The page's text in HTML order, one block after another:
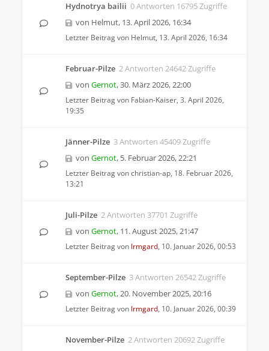
Hydnotrya bailii 0 Antworten 16795 Zugriffe
von Helmut, 13. April 2026, 16:34
Letzter Beitrag von Helmut, 13. April 2026, 16:34
Februar-Pilze 2 Antworten 24642 Zugriffe
von Gernot,30. März 2026, 22:00
Letzter Beitrag von Fabian-Kaiser, 3. April 2026,
19:35
Jänner-Pilze 3 Antworten 45409 Zugriffe
von Gernot, 5. Februar 2026, 22:21
Letzter Beitrag vonchristian-ap, 18. Februar 2026,
13:21
Juli-Pilze 2 Antworten 37701 Zugriffe
von Gernot, 11. August 2025, 21:47
Letzter Beitrag von Irmgard, 10. Januar 2026, 00:53
September-Pilze 3 Antworten 26542 Zugriffe
von Gernot,20. November 2025, 20:16
Letzter Beitrag von Irmgard, 10. Januar 2026, 00:39
November-Pilze 2 Antworten 20692 Zugriffe